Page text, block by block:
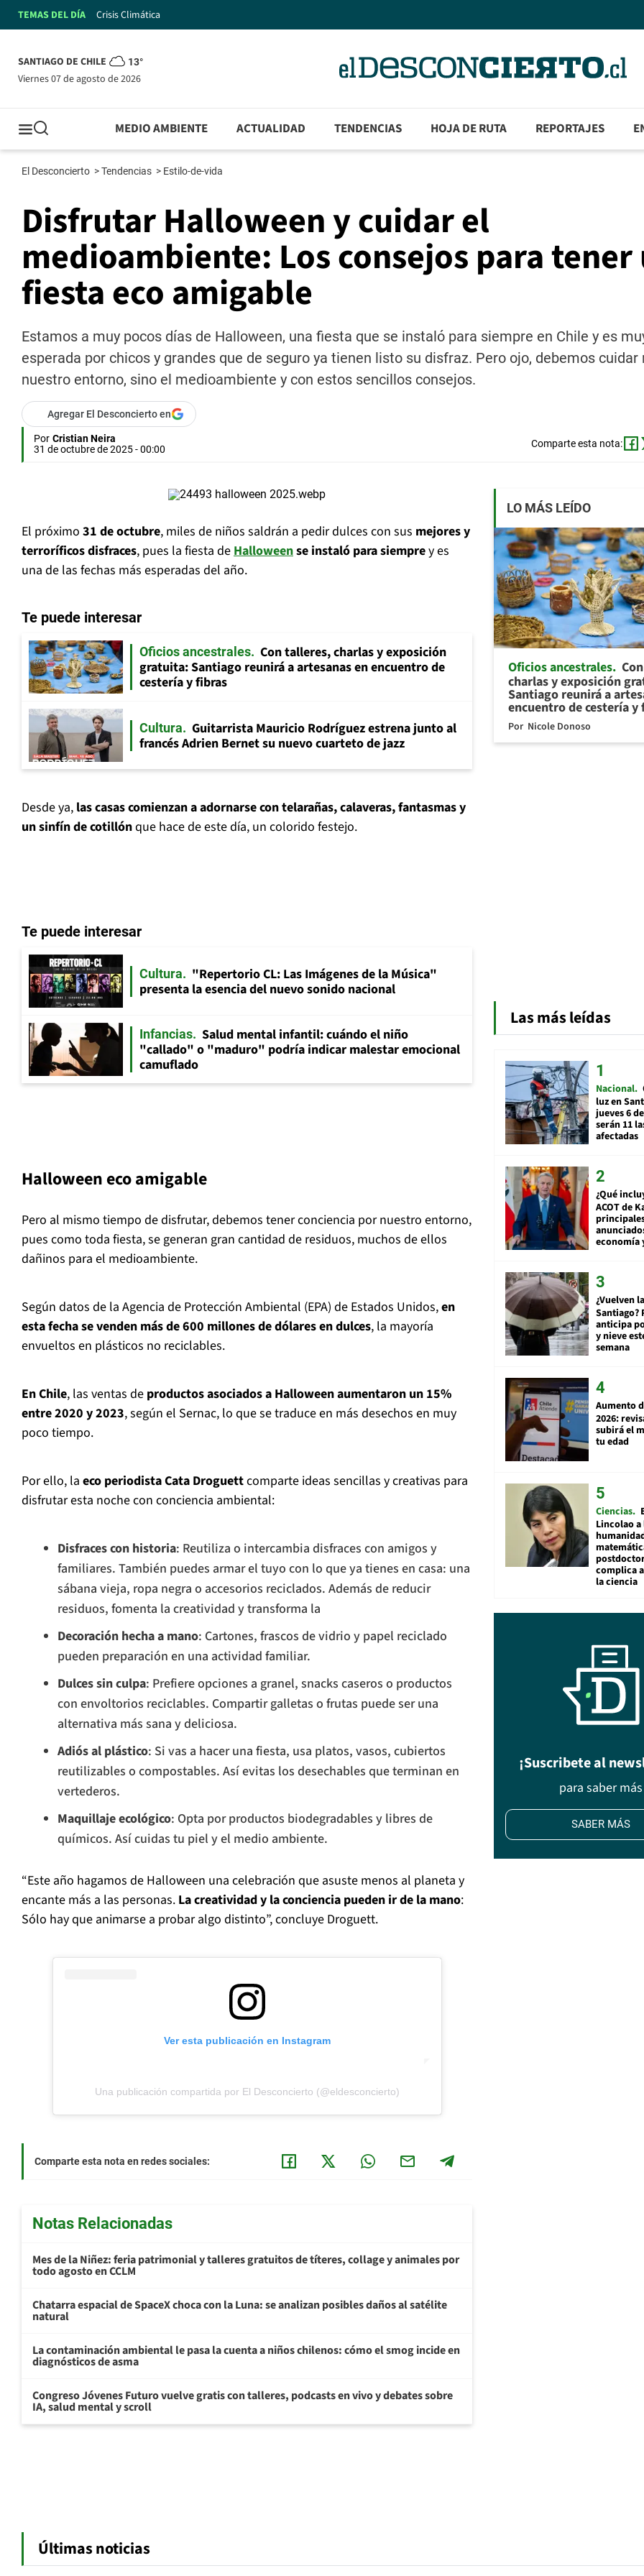
TEMAS DEL DÍA Crisis Climática
SANTIAGO DE CHILE 13°
viernes 07 de agosto de 2026
MEDIO AMBIENTE ACTUALIDAD TENDENCIAS HOJA DE RUTA REPORTAJES
El Desconcierto >Tendencias > Estilo-de-vida
Disfrutar Halloween y cuidar el
medioambiente: Los consejos para tener
fiesta eco amigable
Estamos a muy pocos días de Halloween, una fiesta que se instaló para siempre en Chile y es
esperada por chicos y grandes que de seguro ya tienen listo su disfraz. Pero ojo, debemos cuidar
nuestro entorno, sino el medioambiente y con estos sencillos consejos.
Agregar El Desconcierto en
Por Cristian Neira
31 de octubre de 2025 - 00:00
Comparte esta nota:
El próximo 31 de octubre, miles de niños saldrán a pedir dulces con sus mejores y
terroríficos disfraces, pues la fiesta deHalloweense instaló para siemprey es
una de las fechas más esperadas del año.
Te puede interesar
Oficios ancestrales
Con talleres, charlas y exposición
gratuita: Santiago reunirá a artesanas en encuentro de
cestería y fibras
Cultura
Guitarrista Mauricio Rodríguez estrena junto al
francés Adrien Bernet su nuevo cuarteto de jazz
Desde ya, las casas comienzan a adornarse con telarañas, calaveras, fantasmas y
un sinfín de cotillónque hace de este día, un colorido festejo.
Te puede interesar
Cultura
"Repertorio CL: Las Imágenes de la Música"
presenta la esencia del nuevo sonido nacional
Infancias
Salud mental infantil: cuándo el niño
"callado" o "maduro" podría indicar malestar emocional
camuflado
Halloween eco amigable
Pero al mismo tiempo de disfrutar, debemos tener conciencia por nuestro entorno,
pues como toda fiesta, se generan gran cantidad de residuos, muchos de ellos
dañinos para el medioambiente.
Según datos de la Agencia de Protección Ambiental (EPA) de Estados Unidos,en
esta fecha se venden más de 600 millones de dólares en dulces, la mayoría
envueltos en plásticos no reciclables.
En Chile, las ventas de productos asociados a Halloween aumentaron un 15%
entre 2020 y 2023, según el Sernac, lo que se traduce en más desechos en muy
poco tiempo.
Por ello, la eco periodista Cata Droguettcomparte ideas sencillas y creativas para
disfrutar esta noche con conciencia ambiental:
Disfraces con historia: Reutiliza o intercambia disfraces con amigos y
familiares. También puedes armar el tuyo con lo que ya tienes en casa: una
sábana vieja, ropa negra o accesorios reciclados. Además de reducir
residuos, fomenta la creatividad y transforma la
Decoración hecha a mano: Cartones, frascos de vidrio y papel reciclado
pueden preparación en una actividad familiar.
Dulces sin culpa: Prefiere opciones a granel, snacks caseros o productos
con envoltorios reciclables. Compartir galletas o frutas puede ser una
alternativa más sana y deliciosa.
Adiós al plástico: Si vas a hacer una fiesta, usa platos, vasos, cubiertos
reutilizables o compostables. Así evitas los desechables que terminan en
vertederos.
Maquillaje ecológico: Opta por productos biodegradables y libres de
químicos. Así cuidas tu piel y el medio ambiente.
“Este año hagamos de Halloween una celebración que asuste menos al planeta y
encante más a las personas. La creatividad y la conciencia pueden ir de la mano:
Sólo hay que animarse a probar algo distinto”, concluye Droguett.
Ver esta publicación en Instagram
Una publicación compartida por El Desconcierto (@eldesconcierto)
Comparte esta nota en redes sociales:
Notas Relacionadas
Mes de la Niñez: feria patrimonial y talleres gratuitos de títeres, collage y animales por
todo agosto en CCLM
Chatarra espacial de SpaceX choca con la Luna: se analizan posibles daños al satélite
natural
La contaminación ambiental le pasa la cuenta a niños chilenos: cómo el smog incide en
diagnósticos de asma
Congreso Jóvenes Futuro vuelve gratis con talleres, podcasts en vivo y debates sobre
IA, salud mental y scroll
LO MÁS LEÍDO
Oficios ancestrales
charlas y exposición
Santiago reunirá a
encuentro de cestería y
Por Nicole Donoso
Las más leídas
Nacional
luz en
jueves 6
serán 11
afectadas
¿Qué
ACOT de
economía
¿Vuelven
Santiago?
anticipa
y nieve
semana
Aumento
2026:
subirá el
tu edad
Ciencias
Lincolao a
complica
la ciencia
¡Suscribete al
para saber más
SABER MÁS
Últimas noticias